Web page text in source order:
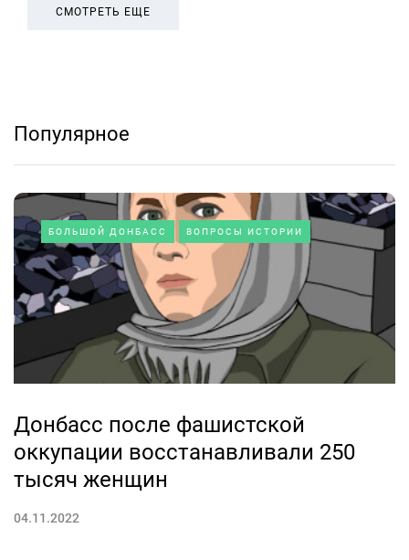
СМОТРЕТЬ ЕЩЕ
Популярное
БОЛЬШОЙ ДОНБАСС ВОПРОСЫ ИСТОРИИ
Донбасс после фашистской
оккупации восстанавливали 250
тысяч женщин
04.11.2022